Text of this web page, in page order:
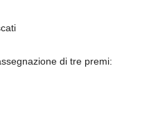
di tre premi: